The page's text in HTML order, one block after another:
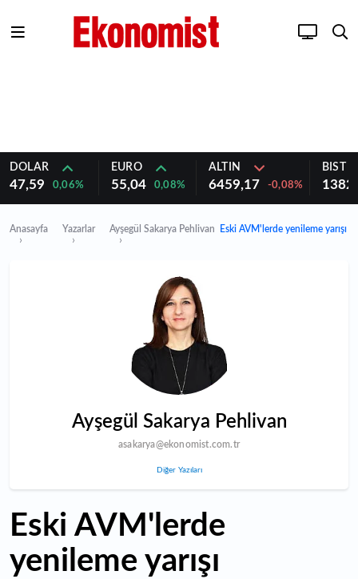
DOLAR
47,59 0,06%
EURO
55,04 0,08%
ALTIN
6459,17 -0,08%
BIST
Anasayfa Yazarlar Ayşegül Sakarya Pehlivan Eski AVM'lerde yenileme yarışı
Ayşegül Sakarya Pehlivan
asakarya@ekonomist.com.tr
Diğer Yazıları
Eski AVM'lerde
yenileme yarışı